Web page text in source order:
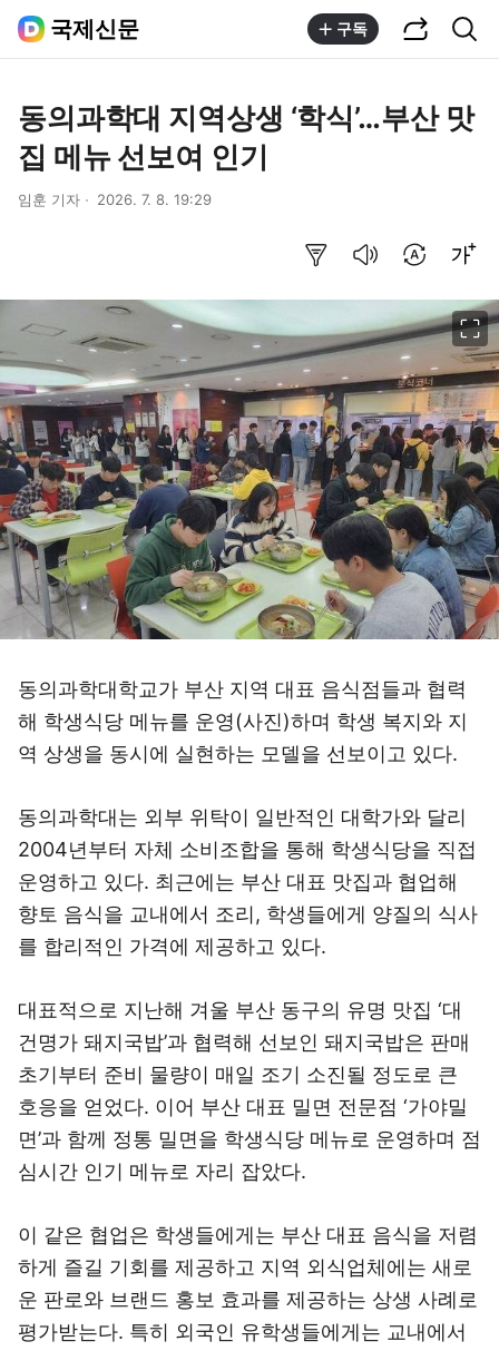
국제신문 구독
동의과학대 지역상생 ‘학식’…부산 맛
집 메뉴 선보여 인기
임훈 기자 2026. 7. 8. 19:29
동의과학대학교가 부산 지역 대표 음식점들과 협력
해 학생식당 메뉴를 운영(사진)하며 학생 복지와 지
역 상생을 동시에 실현하는 모델을 선보이고 있다.
동의과학대는 외부 위탁이 일반적인 대학가와 달리
2004년부터 자체 소비조합을 통해 학생식당을 직접
운영하고 있다. 최근에는 부산 대표 맛집과 협업해
향토 음식을 교내에서 조리, 학생들에게 양질의 식사
를 합리적인 가격에 제공하고 있다.
대표적으로 지난해 겨울 부산 동구의 유명 맛집 ‘대
건명가 돼지국밥’과 협력해 선보인 돼지국밥은 판매
초기부터 준비 물량이 매일 조기 소진될 정도로 큰
호응을 얻었다. 이어 부산 대표 밀면 전문점 ‘가야밀
면’과 함께 정통 밀면을 학생식당 메뉴로 운영하며 점
심시간 인기 메뉴로 자리 잡았다.
이 같은 협업은 학생들에게는 부산 대표 음식을 저렴
하게 즐길 기회를 제공하고 지역 외식업체에는 새로
운 판로와 브랜드 홍보 효과를 제공하는 상생 사례로
평가받는다. 특히 외국인 유학생들에게는 교내에서